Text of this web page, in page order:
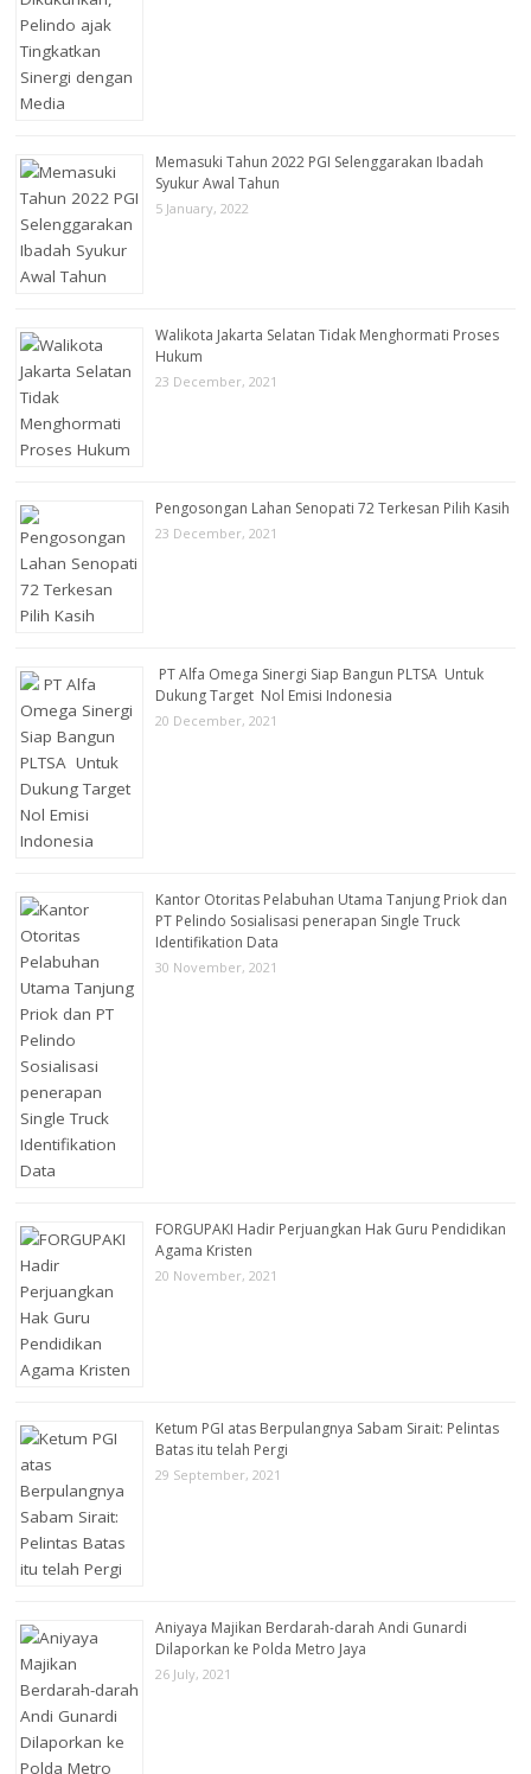
Memasuki Tahun 2022 PGI Selenggarakan Ibadah
Syukur Awal Tahun
5 January, 2022
Walikota Jakarta Selatan Tidak Menghormati Proses
Hukum
23 December, 2021
Pengosongan Lahan Senopati 72 Terkesan Pilih Kasih
23 December, 2021
PT Alfa Omega Sinergi Siap Bangun PLTSA Untuk
Dukung Target Nol Emisi Indonesia
20 December, 2021
Kantor Otoritas Pelabuhan Utama Tanjung Priok dan
PT Pelindo Sosialisasi penerapan Single Truck
Identifikation Data
30 November, 2021
FORGUPAKI Hadir Perjuangkan Hak Guru Pendidikan
Agama Kristen
20 November, 2021
Ketum PGI atas Berpulangnya Sabam Sirait: Pelintas
Batas itu telah Pergi
29 September, 2021
Aniyaya Majikan Berdarah-darah Andi Gunardi
Dilaporkan ke Polda Metro Jaya
26 July, 2021